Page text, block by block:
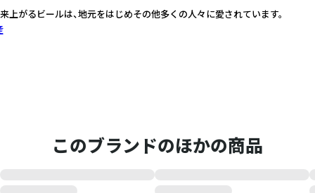
がるビールは、地元をはじめその他多くの人々に愛されています。
このブランドのほかの商品